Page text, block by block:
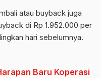
atau buyback juga
di Rp 1.952.000 per
hari sebelumnya.
Baru Koperasi